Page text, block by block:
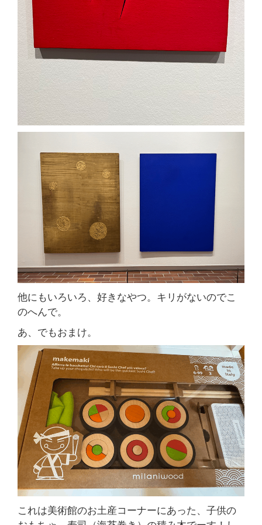
他にもいろいろ、好きなやつ。キリがないのでこ
のへんで。
あ、でもおまけ。
これは美術館のお土産コーナーにあった、子供の